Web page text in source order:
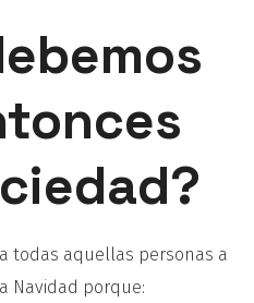
todas aquellas personas a
Navidad porque: